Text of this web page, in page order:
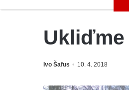
Ivo Šafus 10. 4. 2018